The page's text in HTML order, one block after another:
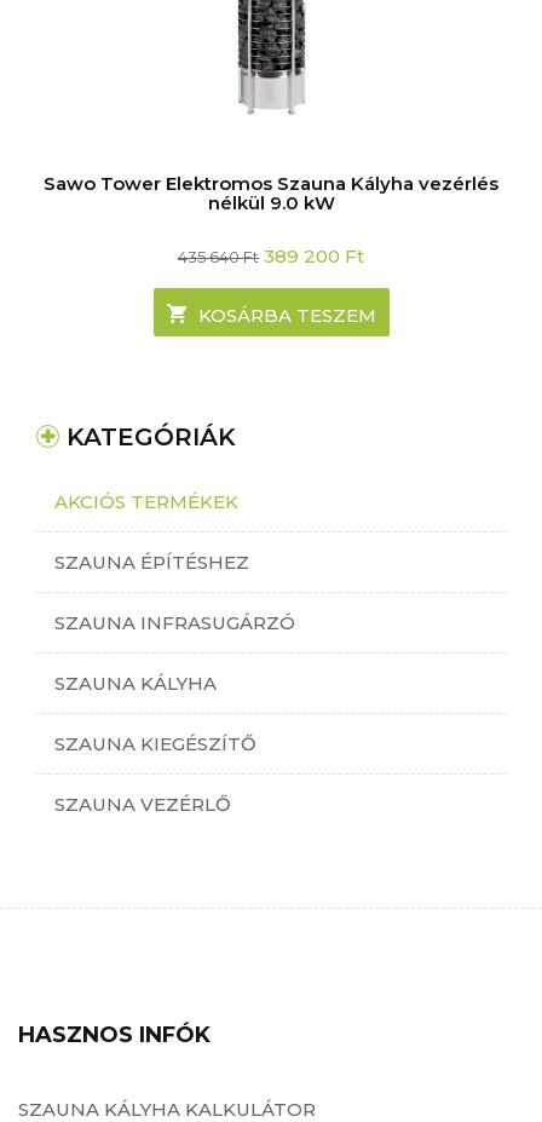
Sawo Tower Elektromos Szauna Kályha vezérlés
nélkül 9.0 kW
435 640Ft Original
was:
435
640 Ft.
389 200 FtCurrent
is:
389
200 Ft.
KOSÁRBA TESZEM
KATEGÓRIÁK
AKCIÓS TERMÉKEK
SZAUNA ÉPÍTÉSHEZ
SZAUNA INFRASUGÁRZÓ
SZAUNA KÁLYHA
SZAUNA KIEGÉSZÍTŐ
SZAUNA VEZÉRLŐ
HASZNOS INFÓK
SZAUNA KÁLYHA KALKULÁTOR